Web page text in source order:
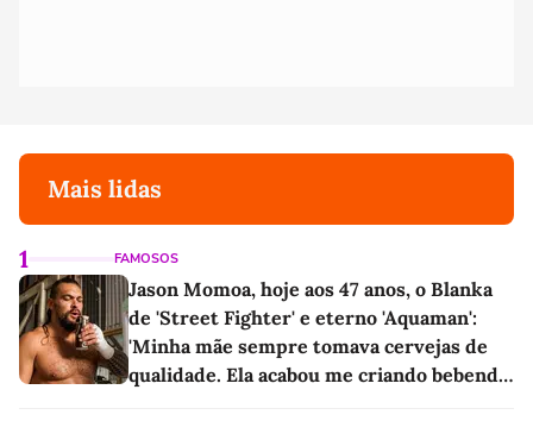
Mais lidas
1 FAMOSOS
Jason Momoa, hoje aos 47 anos, o Blanka
de 'Street Fighter' e eterno 'Aquaman':
'Minha mãe sempre tomava cervejas de
qualidade. Ela acabou me criando bebendo